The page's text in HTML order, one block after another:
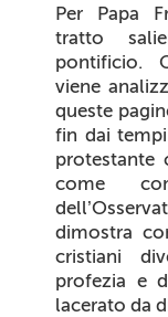
Per Papa
tratto
pontificio.
viene
queste
fin dai
protestante
come
dell’
dimostra
cristiani
profezia e
lacerato da